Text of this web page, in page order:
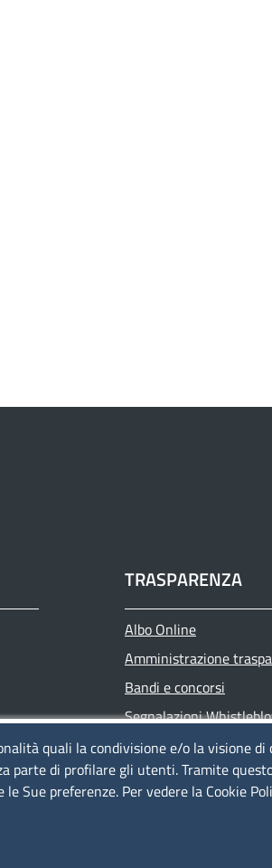
TRASPARENZA
Albo Online
Amministrazione
Bandi e concorsi
Segnalazioni
Accessibilità
IBAN e pagamenti
Informative privacy e
quali la condivisione e/o la visione
parte di profilare gli utenti. Tramite
Sue preferenze. Per vedere la Cookie